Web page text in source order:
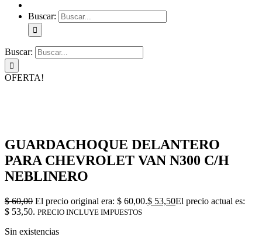
Buscar:
Buscar:
OFERTA!
GUARDACHOQUE DELANTERO
PARA CHEVROLET VAN N300 C/H
NEBLINERO
$60,00 El precio original era: $ 60,00.$ 53,50El precio actual es:
$ 53,50. PRECIO INCLUYE IMPUESTOS
Sin existencias